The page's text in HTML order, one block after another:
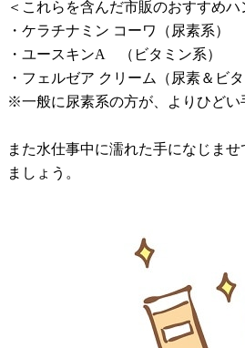
＜これらを含んだ市販のおすすめハ
・ケラチナミン コーワ（尿素系）
・ユースキンA （ビタミン系）
・フェルゼア クリーム（尿素＆ビ
※一般に尿素系の方が、よりひどい
また水仕事中に濡れた手になじま
ましょう。